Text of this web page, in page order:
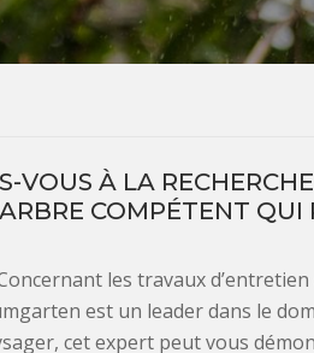
VOUS À LA
COMPÉTENT
les travaux
est un leader dans le
cet expert peut vous